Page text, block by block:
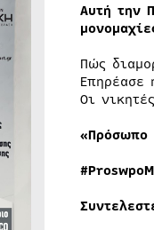
Αυτή την
Πώς
Επηρέασε
Οι
«Πρόσωπο
#